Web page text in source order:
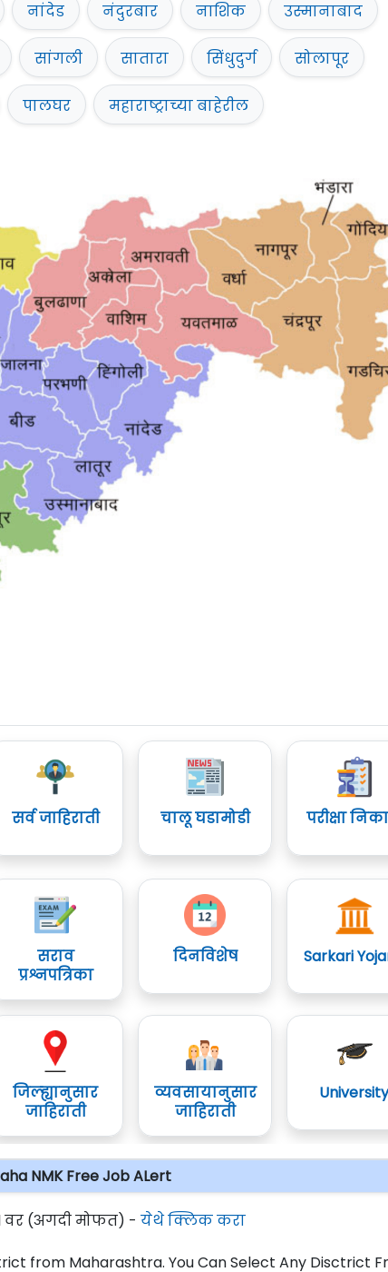
नांदेड नंदुरबार नाशिक उस्मानाबाद
सांगली सातारा सिंधुदुर्ग सोलापूर
पालघर महाराष्ट्राच्या बाहेरील
सर्व जाहिराती चालू घडामोडी परीक्षा
सराव
प्रश्नपत्रिका
दिनविशेष Sarkari
जिल्ह्यानुसार
जाहिराती
व्यवसायानुसार
जाहिराती
NMK Free Job ALert
वर (अगदी मोफत) - येथे क्लिक करा
from Maharashtra. You Can Select Any Disctrict